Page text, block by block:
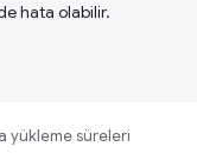
hata olabilir.
yükleme süreleri